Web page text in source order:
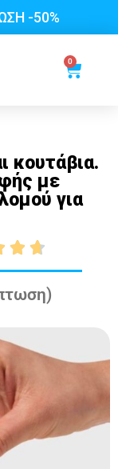
-50%
0
κουτάβια.
με
για
 